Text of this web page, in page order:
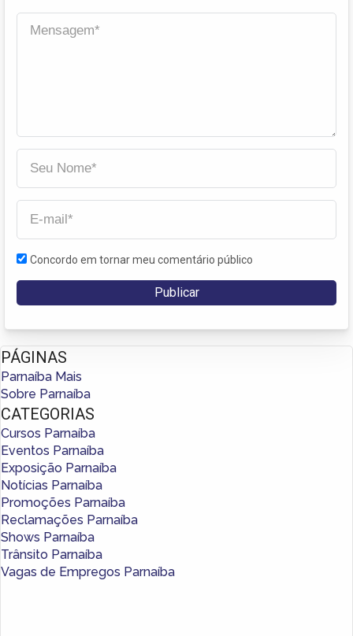
Concordo em tornar meu comentário público
PÁGINAS
Parnaíba Mais
Sobre Parnaíba
CATEGORIAS
Cursos Parnaíba
Eventos Parnaíba
Exposição Parnaíba
Notícias Parnaíba
Promoções Parnaíba
Reclamações Parnaíba
Shows Parnaíba
Trânsito Parnaíba
Vagas de Empregos Parnaíba